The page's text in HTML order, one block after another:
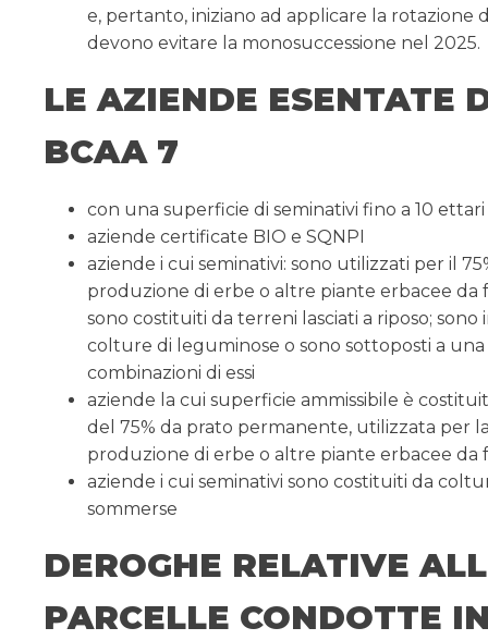
e, pertanto, iniziano ad applicare la rotazione
devono evitare la monosuccessione nel 2025.
LE AZIENDE ESENTATE
BCAA 7
con una superficie di seminativi fino a 10 ettari
aziende certificate BIO e SQNPI
aziende i cui seminativi: sono utilizzati per il
produzione di erbe o altre piante erbacee da
sono costituiti da terreni lasciati a riposo; sono
colture di leguminose o sono sottoposti a una
combinazioni di essi
aziende la cui superficie ammissibile è
del 75% da prato permanente, utilizzata per
produzione di erbe o altre piante erbacee da
aziende i cui seminativi sono costituiti da
sommerse
DEROGHE RELATIVE
PARCELLE CONDOTTE